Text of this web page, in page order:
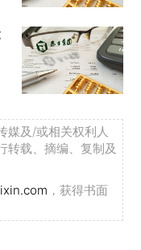
媒及/或相关权利人
转载、摘编、复制及
，获得书面